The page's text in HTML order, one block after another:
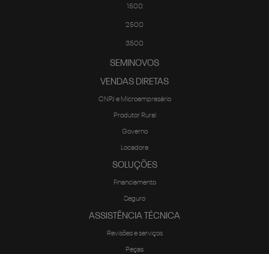
1500
2500
3500
SEMINOVOS
VENDAS DIRETAS
CNPJ e Microempresário
Produtor Rural
Governo
Locadora
SOLUÇÕES
Financiamento
Seguro
ASSISTÊNCIA TÉCNICA
Revisões e serviços
Peças